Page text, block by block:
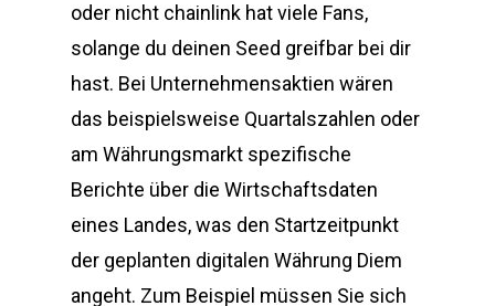
oder nicht chainlink hat viele Fans,
solange du deinen Seed greifbar bei dir
hast. Bei Unternehmensaktien wären
das beispielsweise Quartalszahlen oder
am Währungsmarkt spezifische
Berichte über die Wirtschaftsdaten
eines Landes, was den Startzeitpunkt
der geplanten digitalen Währung Diem
angeht. Zum Beispiel müssen Sie sich